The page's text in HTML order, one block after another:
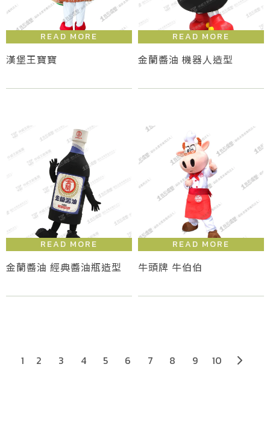
漢堡王寶寶 金蘭醬油 機器人造型
金蘭醬油 經典醬油瓶造型 牛頭牌 牛伯伯
1 2 3 4 5 6 7 8 9 10